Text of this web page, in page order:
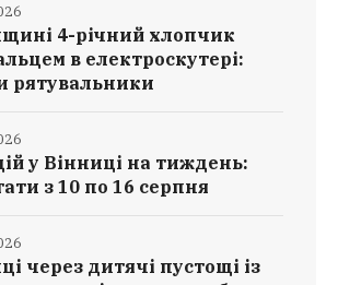
4-річний хлопчик
в електроскутері:
рятувальники
у Вінниці на тиждень:
з 10 по 16 серпня
через дитячі пустощі із